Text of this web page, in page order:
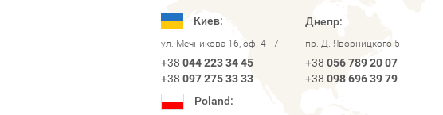
Киев:
ул. Мечникова 16, оф. 4 - 7
+38 044 223 34 45
+38 097 275 33 33
Днепр:
пр. Д. Яворницкого 5
+38 056 789 20 07
+38 098 696 39 79
Poland: